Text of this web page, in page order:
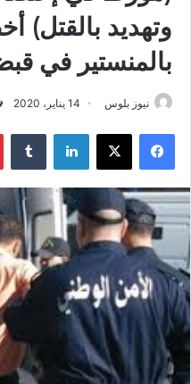
وتهديد بالقتل)
بالمنستير في
نيوز بلوس 14 يناير، 2020
فيسبوك X لينكدإن